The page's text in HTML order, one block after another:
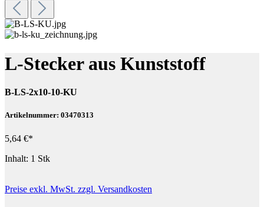
L-Stecker aus Kunststoff
B-LS-2x10-10-KU
Artikelnummer: 03470313
5,64 €*
Inhalt: 1 Stk
Preise exkl. MwSt. zzgl. Versandkosten